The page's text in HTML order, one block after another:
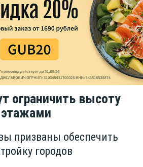
ограничить высоту
этажами
призваны обеспечить
городов